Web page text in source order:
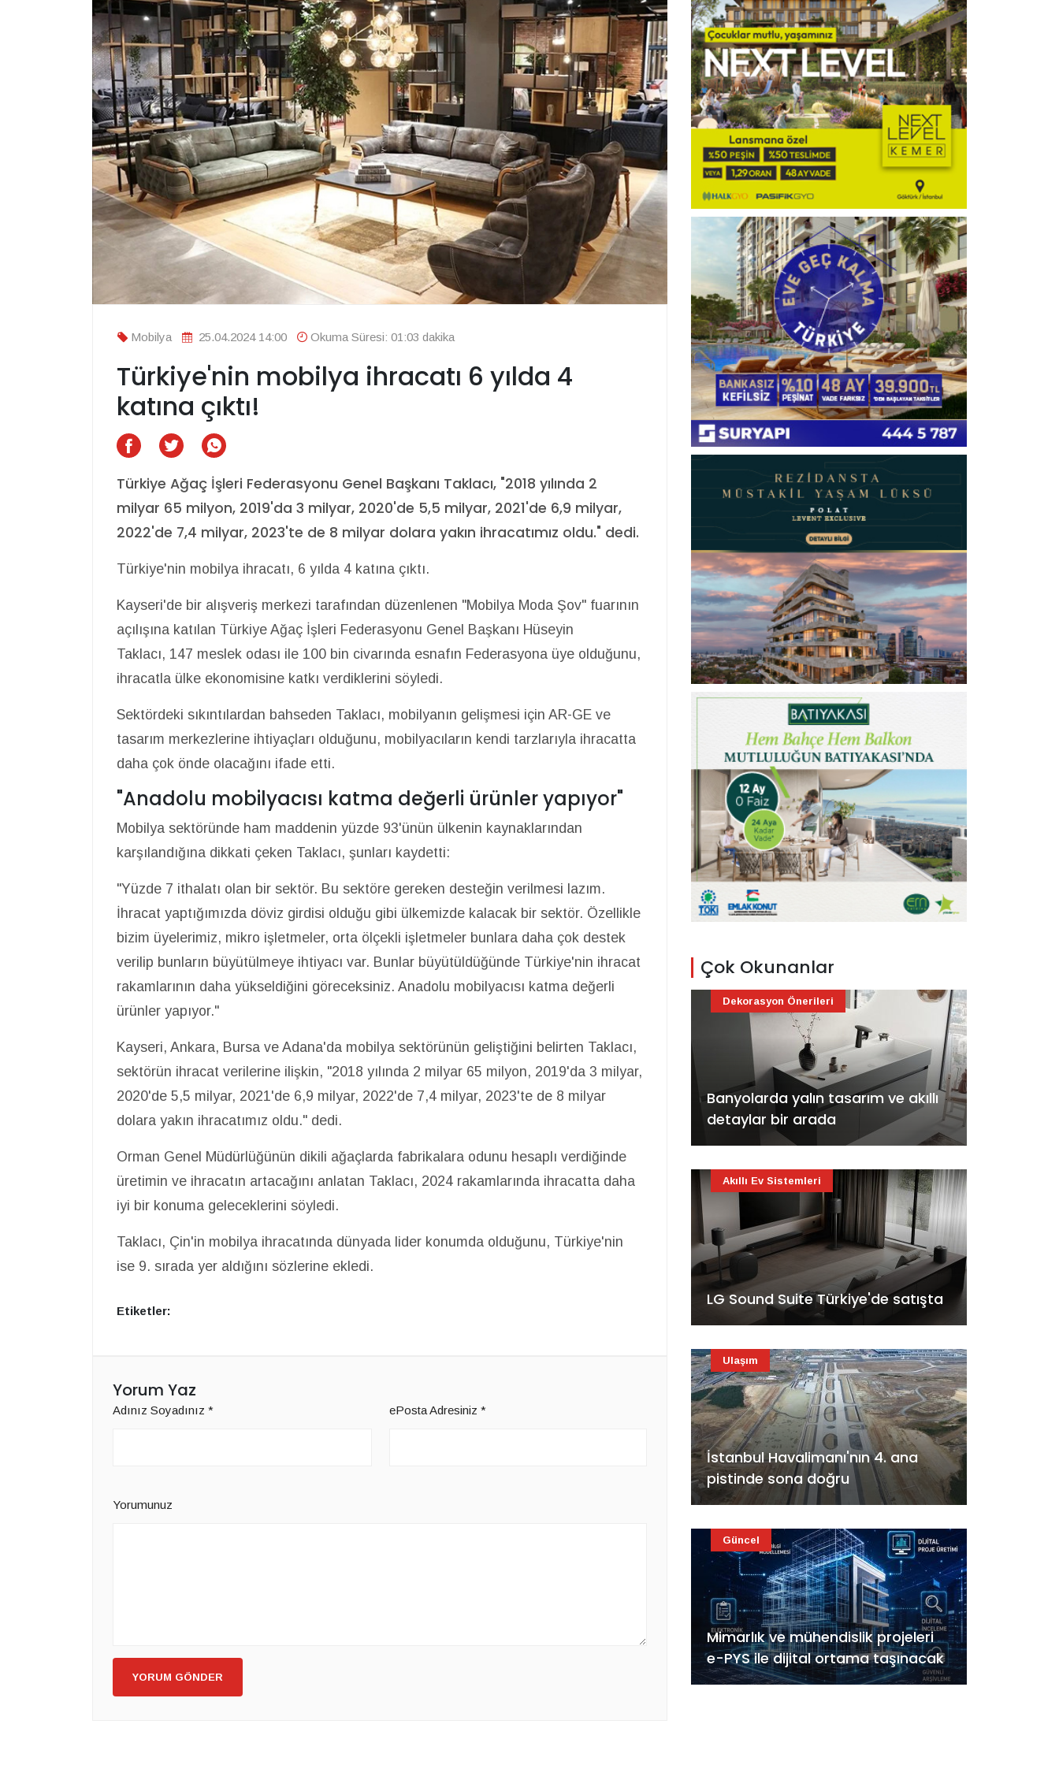
Mobilya 25.04.2024 14:00 Okuma Süresi: 01:03 dakika
Türkiye'nin mobilya ihracatı 6 yılda 4
katına çıktı!
Türkiye Ağaç İşleri Federasyonu Genel Başkanı Taklacı, "2018 yılında 2
milyar 65 milyon, 2019'da 3 milyar, 2020'de 5,5 milyar, 2021'de 6,9 milyar,
2022'de 7,4 milyar, 2023'te de 8 milyar dolara yakın ihracatımız oldu." dedi.
Türkiye'nin mobilya ihracatı, 6 yılda 4 katına çıktı.
Kayseri'de bir alışveriş merkezi tarafından düzenlenen "Mobilya Moda Şov" fuarının
açılışına katılan Türkiye Ağaç İşleri Federasyonu Genel Başkanı Hüseyin
Taklacı, 147 meslek odası ile 100 bin civarında esnafın Federasyona üye olduğunu,
ihracatla ülke ekonomisine katkı verdiklerini söyledi.
Sektördeki sıkıntılardan bahseden Taklacı, mobilyanın gelişmesi için AR-GE ve
tasarım merkezlerine ihtiyaçları olduğunu, mobilyacıların kendi tarzlarıyla ihracatta
daha çok önde olacağını ifade etti.
"Anadolu mobilyacısı katma değerli ürünler yapıyor"
Mobilya sektöründe ham maddenin yüzde 93'ünün ülkenin kaynaklarından
karşılandığına dikkati çeken Taklacı, şunları kaydetti:
"Yüzde 7 ithalatı olan bir sektör. Bu sektöre gereken desteğin verilmesi lazım.
İhracat yaptığımızda döviz girdisi olduğu gibi ülkemizde kalacak bir sektör. Özellikle
bizim üyelerimiz, mikro işletmeler, orta ölçekli işletmeler bunlara daha çok destek
verilip bunların büyütülmeye ihtiyacı var. Bunlar büyütüldüğünde Türkiye'nin ihracat
rakamlarının daha yükseldiğini göreceksiniz. Anadolu mobilyacısı katma değerli
ürünler yapıyor."
Kayseri, Ankara, Bursa ve Adana'da mobilya sektörünün geliştiğini belirten Taklacı,
sektörün ihracat verilerine ilişkin, "2018 yılında 2 milyar 65 milyon, 2019'da 3 milyar,
2020'de 5,5 milyar, 2021'de 6,9 milyar, 2022'de 7,4 milyar, 2023'te de 8 milyar
dolara yakın ihracatımız oldu." dedi.
Orman Genel Müdürlüğünün dikili ağaçlarda fabrikalara odunu hesaplı verdiğinde
üretimin ve ihracatın artacağını anlatan Taklacı, 2024 rakamlarında ihracatta daha
iyi bir konuma geleceklerini söyledi.
Taklacı, Çin'in mobilya ihracatında dünyada lider konumda olduğunu, Türkiye'nin
ise 9. sırada yer aldığını sözlerine ekledi.
Etiketler:
Yorum Yaz
Adınız Soyadınız * ePosta Adresiniz *
Yorumunuz
YORUM GÖNDER
Çok Okunanlar
Banyolarda yalın tasarım ve akıllı
detaylar bir arada
Dekorasyon Önerileri
LG Sound Suite Türkiye'de satışta
Akıllı Ev Sistemleri
İstanbul Havalimanı'nın 4. ana
pistinde sona doğru
Ulaşım
Mimarlık ve mühendislik projeleri
e-PYS ile dijital ortama taşınacak
Güncel